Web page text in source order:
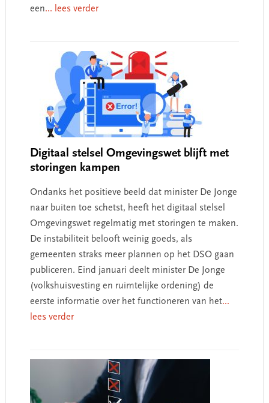
een... lees verder
Digitaal stelsel Omgevingswet blijft met
storingen kampen
Ondanks het positieve beeld dat minister De Jonge
naar buiten toe schetst, heeft het digitaal stelsel
Omgevingswet regelmatig met storingen te maken.
De instabiliteit belooft weinig goeds, als
gemeenten straks meer plannen op het DSO gaan
publiceren. Eind januari deelt minister De Jonge
(volkshuisvesting en ruimtelijke ordening) de
eerste informatie over het functioneren van het...
lees verder